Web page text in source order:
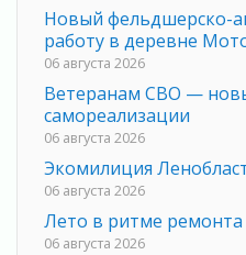
Новый фельдшерско-
работу в деревне
06 августа 2026
Ветеранам СВО —
самореализации
06 августа 2026
Экомилиция
06 августа 2026
Лето в ритме ремонта
06 августа 2026